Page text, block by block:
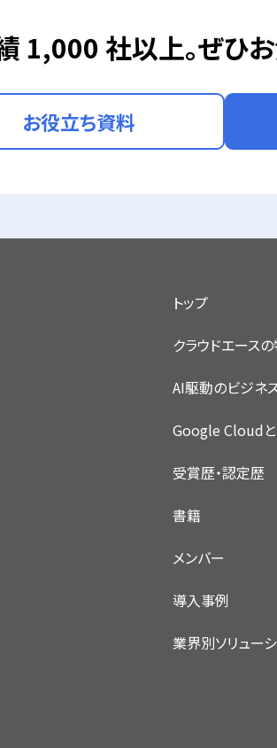
1,000 社以上。ぜひ
お役立ち資料
トップ
クラウドエース
AI駆動のビジネ
Google Cloud
受賞歴・認定歴
書籍
メンバー
導入事例
業界別ソリュー